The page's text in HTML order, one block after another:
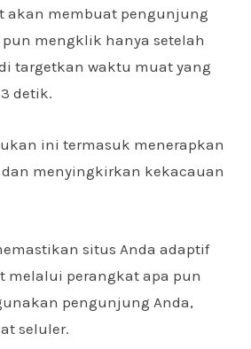
akan membuat pengunjung
mengklik hanya setelah
targetkan waktu muat yang
detik.
ini termasuk menerapkan
menyingkirkan kekacauan
situs Anda adaptif
melalui perangkat apa pun
pengunjung Anda,
seluler.